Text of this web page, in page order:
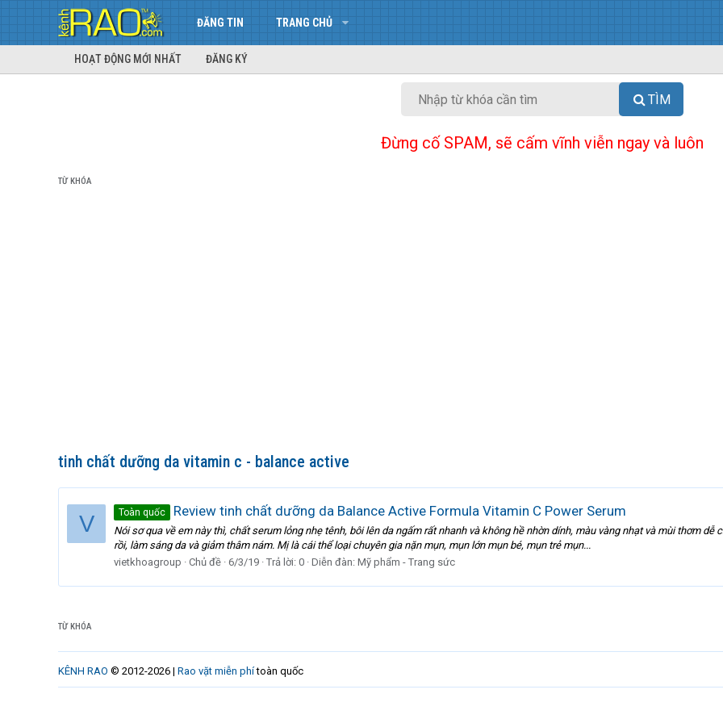
ĐĂNG TIN TRANG CHỦ
HOẠT ĐỘNG MỚI NHẤT ĐĂNG KÝ
TÌM
Đừng cố SPAM, sẽ cấm vĩnh viễn ngay và luôn
TỪ KHÓA
tinh chất dưỡng da vitamin c - balance active
V Toàn quốc Review tinh chất dưỡng da Balance Active Formula Vitamin C Power Serum
Nói sơ qua về em này thì, chất serum lỏng nhẹ tênh, bôi lên da ngấm rất nhanh và không hề nhờn dính, màu vàng nhạt và mùi thơm
rồi, làm sáng da và giảm thâm nám. Mị là cái thể loại chuyên gia nặn mụn, mụn lớn mụn bé, mụn trẻ mụn...
vietkhoagroup
Chủ đề 6/3/19 Trả lời: 0 Diễn đàn: Mỹ phẩm - Trang sức
TỪ KHÓA
KÊNH RAO © 2012-2026 | Rao vặt miễn phítoàn quốc